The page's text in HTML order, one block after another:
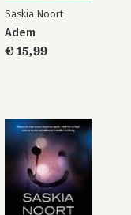
Saskia Noort
Adem
€ 15,99